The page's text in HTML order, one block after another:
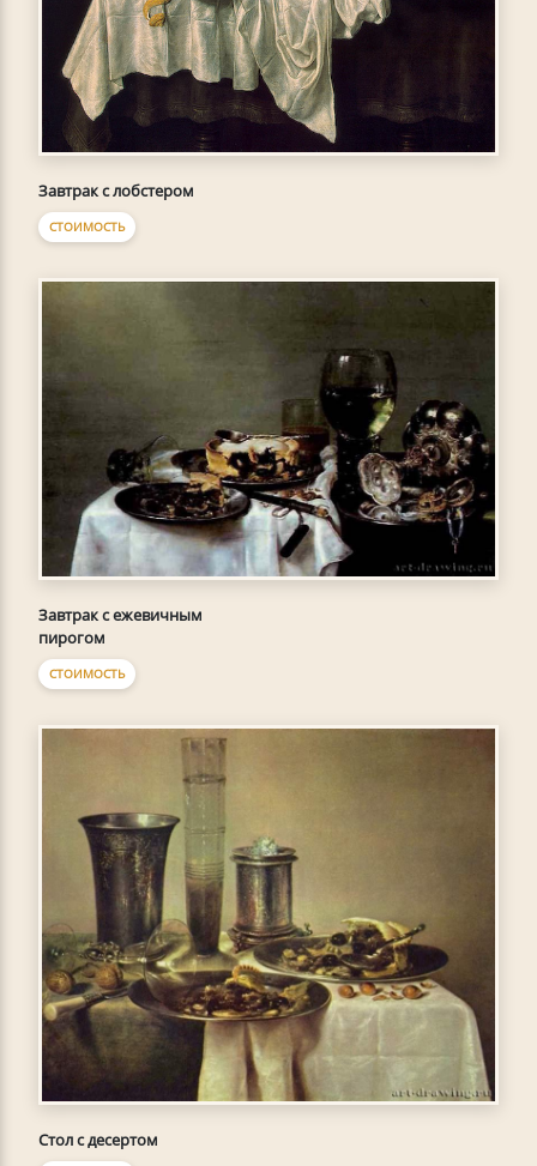
Завтрак с лобстером
СТОИМОСТЬ
Завтрак с ежевичным
пирогом
СТОИМОСТЬ
Стол с десертом